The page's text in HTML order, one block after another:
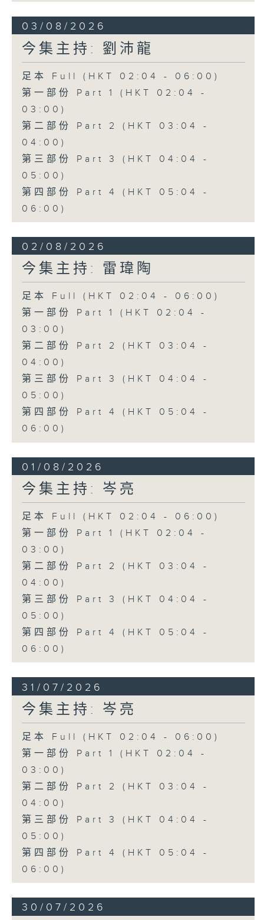
03/08/2026
今集主持: 劉沛龍
足本 Full (HKT 02:04 - 06:00)
第一部份 Part 1 (HKT 02:04 -
03:00)
第二部份 Part 2 (HKT 03:04 -
04:00)
第三部份 Part 3 (HKT 04:04 -
05:00)
第四部份 Part 4 (HKT 05:04 -
06:00)
02/08/2026
今集主持: 雷瑋陶
足本 Full (HKT 02:04 - 06:00)
第一部份 Part 1 (HKT 02:04 -
03:00)
第二部份 Part 2 (HKT 03:04 -
04:00)
第三部份 Part 3 (HKT 04:04 -
05:00)
第四部份 Part 4 (HKT 05:04 -
06:00)
01/08/2026
今集主持: 岑亮
足本 Full (HKT 02:04 - 06:00)
第一部份 Part 1 (HKT 02:04 -
03:00)
第二部份 Part 2 (HKT 03:04 -
04:00)
第三部份 Part 3 (HKT 04:04 -
05:00)
第四部份 Part 4 (HKT 05:04 -
06:00)
31/07/2026
今集主持: 岑亮
足本 Full (HKT 02:04 - 06:00)
第一部份 Part 1 (HKT 02:04 -
03:00)
第二部份 Part 2 (HKT 03:04 -
04:00)
第三部份 Part 3 (HKT 04:04 -
05:00)
第四部份 Part 4 (HKT 05:04 -
06:00)
30/07/2026